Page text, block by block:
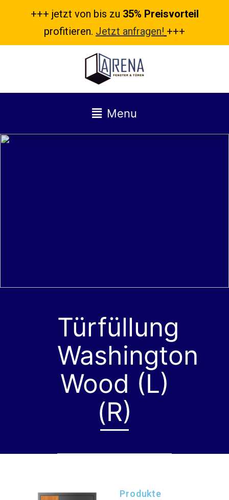
+++ jetzt von bis zu 35% Preisvorteil
profitieren. Jetzt anfragen! +++
Menu
Türfüllung
Washington
Wood (L)
(R)
Produkte